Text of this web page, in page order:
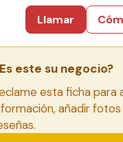
Llamar
este su negocio?
esta ficha para
añadir